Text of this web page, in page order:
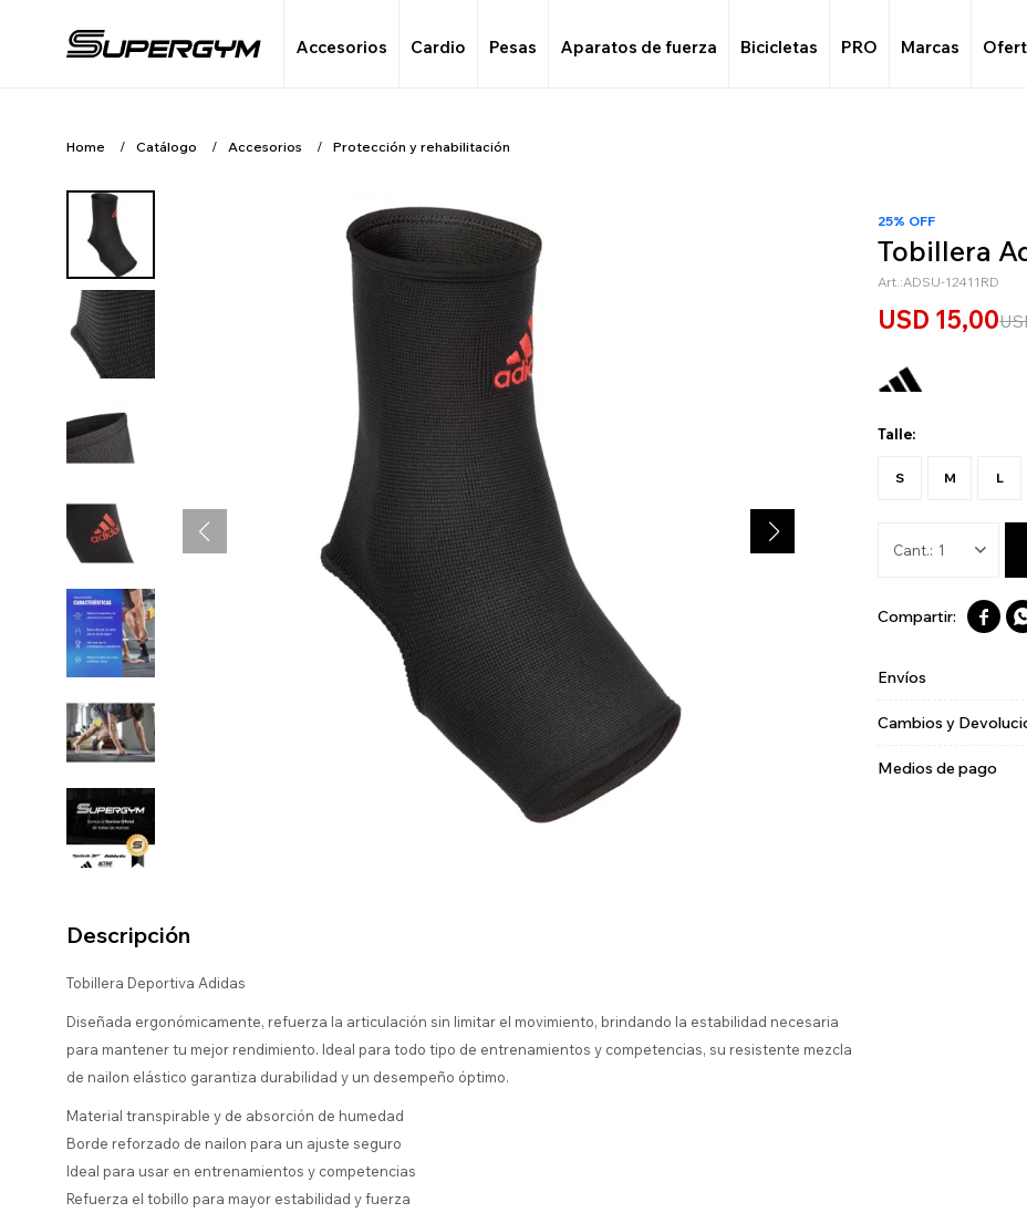
Accesorios Cardio Pesas Aparatos de fuerza Bicicletas PRO Marcas
Home Catálogo Accesorios Protección y rehabilitación
25% OFF
Tobillera
ADSU-12411RD
USD 15,00
Talle:
S M L
1

Envíos
Cambios y
Medios de pago
Descripción
Tobillera Deportiva Adidas
Diseñada ergonómicamente, refuerza la articulación sin limitar el movimiento, brindando la estabilidad necesaria
para mantener tu mejor rendimiento. Ideal para todo tipo de entrenamientos y competencias, su resistente mezcla
de nailon elástico garantiza durabilidad y un desempeño óptimo.
Material transpirable y de absorción de humedad
Borde reforzado de nailon para un ajuste seguro
Ideal para usar en entrenamientos y competencias
Refuerza el tobillo para mayor estabilidad y fuerza